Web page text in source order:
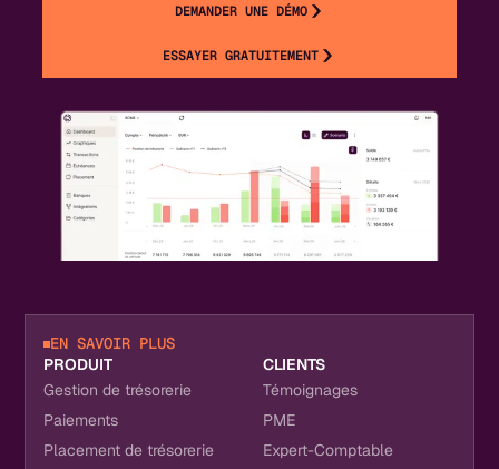
DEMANDER UNE DÉMO
ESSAYER GRATUITEMENT
EN SAVOIR PLUS
PRODUIT
Gestion de trésorerie
Paiements
Placement de trésorerie
CLIENTS
Témoignages
PME
Expert-Comptable